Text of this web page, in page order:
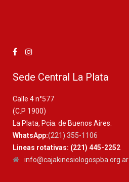
Sede Central La Plata
Calle 4 n°577
(C.P 1900)
La Plata, Pcia. de Buenos Aires.
WhatsApp:(221) 355-1106
Lineas rotativas: (221) 445-2252
info@cajakinesiologospba.org.ar